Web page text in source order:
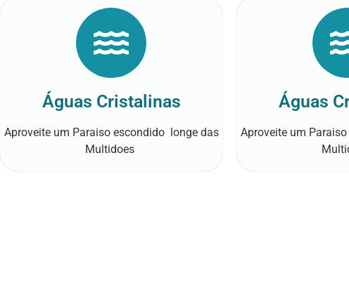
Águas Cristalinas
Aproveite um Paraiso escondido longe das
Multidoes
Águas
Aproveite um